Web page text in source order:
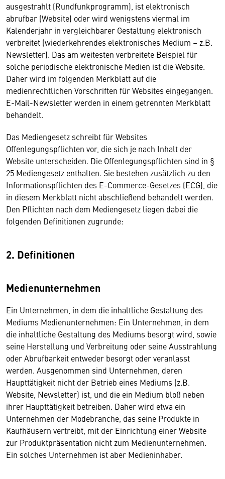
ausgestrahlt (Rundfunkprogramm), ist elektronisch
abrufbar (Website) oder wird wenigstens viermal im
Kalenderjahr in vergleichbarer Gestaltung elektronisch
verbreitet (wiederkehrendes elektronisches Medium – z.B.
Newsletter). Das am weitesten verbreitete Beispiel für
solche periodische elektronische Medien ist die Website.
Daher wird im folgenden Merkblatt auf die
medienrechtlichen Vorschriften für Websites eingegangen.
E-Mail-Newsletter werden in einem getrennten Merkblatt
behandelt.
Das Mediengesetz schreibt für Websites
Offenlegungspflichten vor, die sich je nach Inhalt der
Website unterscheiden. Die Offenlegungspflichten sind in §
25 Mediengesetz enthalten. Sie bestehen zusätzlich zu den
Informationspflichten des E-Commerce-Gesetzes (ECG), die
in diesem Merkblatt nicht abschließend behandelt werden.
Den Pflichten nach dem Mediengesetz liegen dabei die
folgenden Definitionen zugrunde:
2. Definitionen
Medienunternehmen
Ein Unternehmen, in dem die inhaltliche Gestaltung des
Mediums Medienunternehmen: Ein Unternehmen, in dem
die inhaltliche Gestaltung des Mediums besorgt wird, sowie
seine Herstellung und Verbreitung oder seine Ausstrahlung
oder Abrufbarkeit entweder besorgt oder veranlasst
werden. Ausgenommen sind Unternehmen, deren
Haupttätigkeit nicht der Betrieb eines Mediums (z.B.
Website, Newsletter) ist, und die ein Medium bloß neben
ihrer Haupttätigkeit betreiben. Daher wird etwa ein
Unternehmen der Modebranche, das seine Produkte in
Kaufhäusern vertreibt, mit der Einrichtung einer Website
zur Produktpräsentation nicht zum Medienunternehmen.
Ein solches Unternehmen ist aber Medieninhaber.